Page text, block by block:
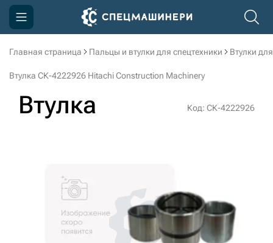
Главная страница Пальцы и втулки для спецтехники Втулки
Втулка СК-4222926 Hitachi Construction Machinery
Втулка Код: СК-4222926
Компания
Доставка и оплата
3D тур по производству
3D тур по складам